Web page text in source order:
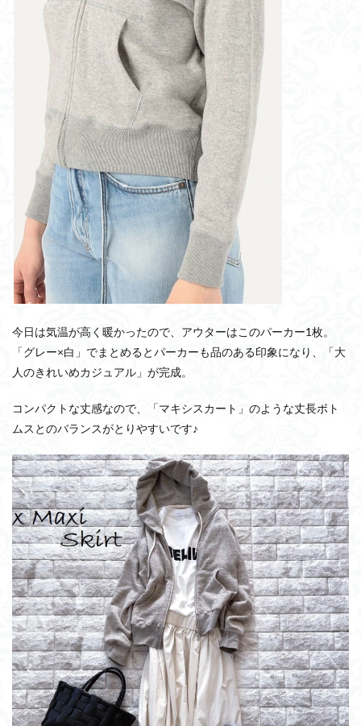
今日は気温が高く暖かったので、アウターはこのパーカー1枚。
「グレー×白」でまとめるとパーカーも品のある印象になり、「大
人のきれいめカジュアル」が完成。
コンパクトな丈感なので、「マキシスカート」のような丈長ボト
ムスとのバランスがとりやすいです♪